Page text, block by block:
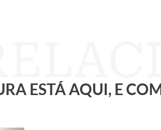
ESTÁ AQUI, E